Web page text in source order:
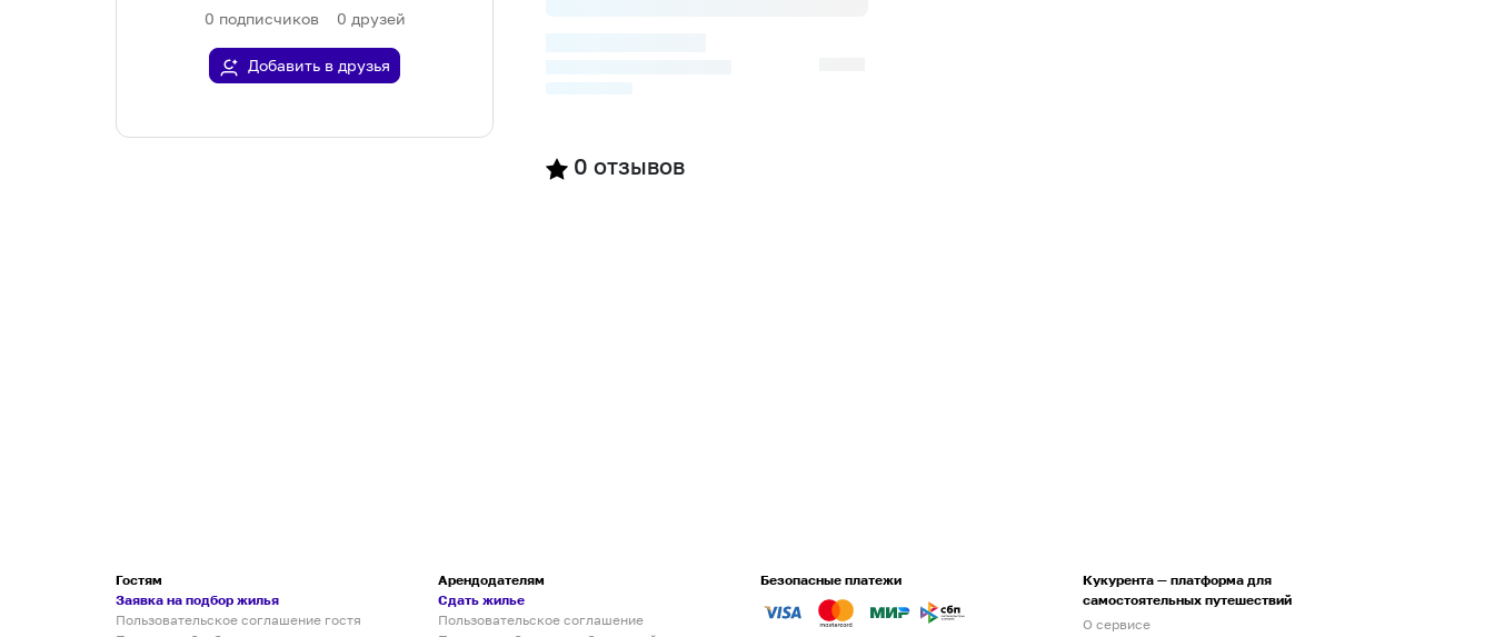
0 подписчиков 0 друзей
Добавить в друзья
0 отзывов
Гостям
Заявка на подбор жилья
Пользовательское соглашение гостя
Арендодателям
Сдать жилье
Пользовательское соглашение
Безопасные платежи
Кукурента — платформа для
самостоятельных путешествий
О сервисе